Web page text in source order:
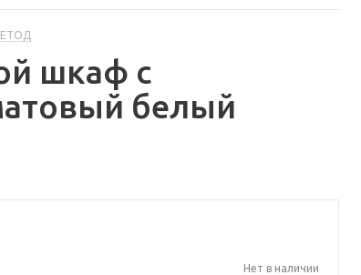
шкаф с
белый
Нет в наличии